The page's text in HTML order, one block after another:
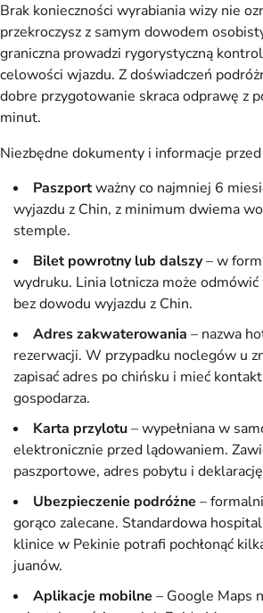
Brak konieczności wyrabiania wizy nie
przekroczysz z samym dowodem
graniczna prowadzi rygorystyczną
celowości wjazdu. Z doświadczeń
dobre przygotowanie skraca odprawę z
minut.
Niezbędne dokumenty i informacje
Paszportważny co najmniej 6
wyjazdu z Chin, z minimum dwiema
stemple.
Bilet powrotny lub dalszy– w
wydruku. Linia lotnicza może odmówić
bez dowodu wyjazdu z Chin.
Adres zakwaterowania – nazwa
rezerwacji. W przypadku noclegów u
zapisać adres po chińsku i mieć
gospodarza.
Karta przylotu– wypełniana w
elektronicznie przed lądowaniem.
paszportowe, adres pobytu i
Ubezpieczenie podróżne –
gorąco zalecane. Standardowa
klinice w Pekinie potrafi pochłonąć
juanów.
Aplikacje mobilne – Google Maps